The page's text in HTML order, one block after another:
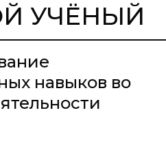
УЧЁНЫЙ
навыков во